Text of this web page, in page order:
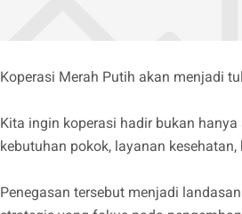
Koperasi Merah Putih akan menjadi
Kita ingin koperasi hadir bukan
kebutuhan pokok, layanan
Penegasan tersebut menjadi